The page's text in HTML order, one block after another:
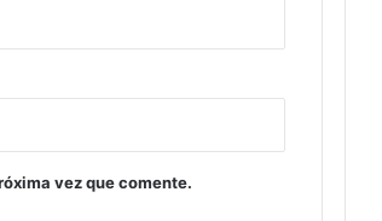
vez que comente.